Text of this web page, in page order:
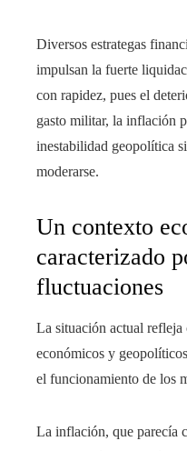
Diversos estrategas
impulsan la fuerte
con rapidez, pues el
gasto militar, la inflación
inestabilidad geopolítica
moderarse.
Un contexto
caracterizado
fluctuaciones
La situación actual
económicos y
el funcionamiento de los
La inflación, que parecía